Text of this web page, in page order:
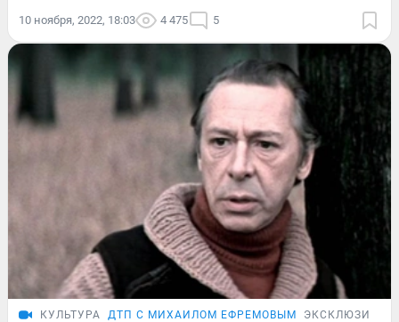
10 ноября, 2022, 18:03 4 475 5
КУЛЬТУРА ДТП С МИХАИЛОМ ЕФРЕМОВЫМ ЭКСКЛЮЗИВ